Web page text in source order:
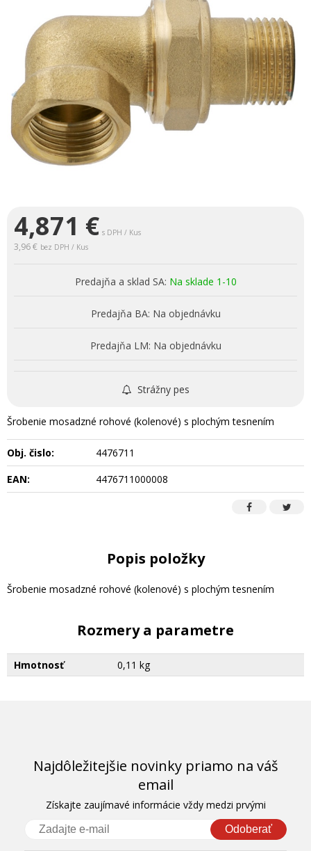
4,871 € s DPH / Kus
3,96 € bez DPH / Kus
Predajňa a sklad SA: Na sklade 1-10
Predajňa BA: Na objednávku
Predajňa LM: Na objednávku
Strážny pes
Šrobenie mosadzné rohové (kolenové) s plochým tesnením
Obj. čislo:
4476711
EAN:
4476711000008
Popis položky
Šrobenie mosadzné rohové (kolenové) s plochým tesnením
Rozmery a parametre
Hmotnosť 0,11 kg
Najdôležitejšie novinky priamo na váš
email
Získajte zaujímavé informácie vždy medzi prvými
Odoberať